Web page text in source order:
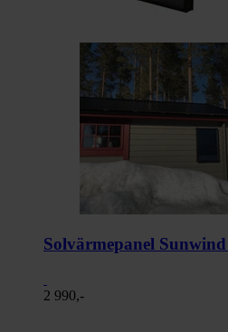
Solvärmepanel
2 990,-